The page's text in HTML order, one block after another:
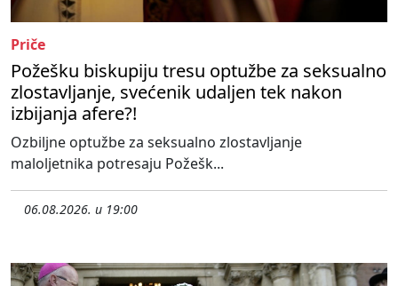
Priče
Požešku biskupiju tresu optužbe za seksualno
zlostavljanje, svećenik udaljen tek nakon
izbijanja afere?!
Ozbiljne optužbe za seksualno zlostavljanje
maloljetnika potresaju Požešk...
06.08.2026. u 19:00